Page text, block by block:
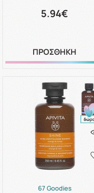
5.94€
ΠΡΟΣΘΗΚΗ
67 Goodies